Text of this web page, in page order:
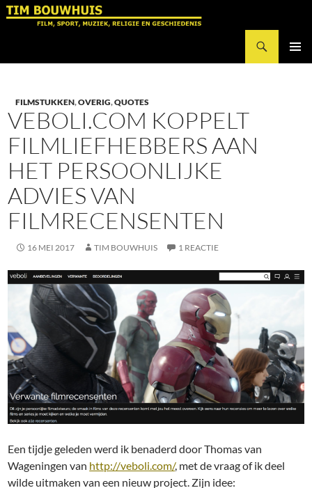
Ga
FILMSTUKKEN,OVERIG,QUOTES
VEBOLI.COM KOPPELT
FILMLIEFHEBBERS AAN
HET PERSOONLIJKE
ADVIES VAN
FILMRECENSENTEN
16 MEI 2017 TIM BOUWHUIS 1 REACTIE
Een tijdje geleden werd ik benaderd door Thomas van
Wageningen van http://veboli.com/, met de vraag of ik deel
wilde uitmaken van een nieuw project. Zijn idee: